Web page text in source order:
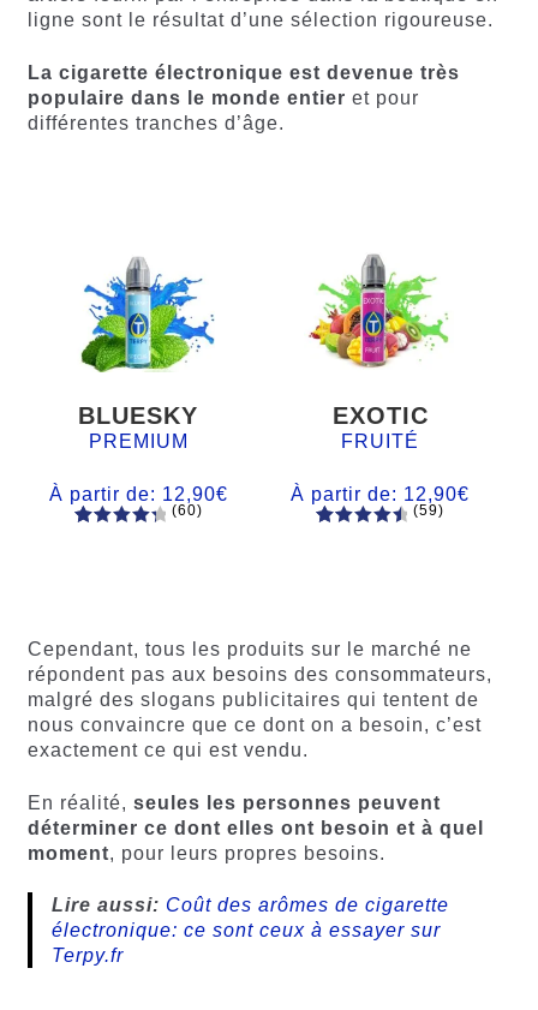
ligne sont le résultat d’une sélection rigoureuse.
La cigarette électronique est devenue très
populaire dans le monde entier et pour
différentes tranches d’âge.
BLUESKY
PREMIUM
À partir de: 12,90€
notations
client
(60)
EXOTIC
FRUITÉ
À partir de: 12,90€
client
(59)
Cependant, tous les produits sur le marché ne
répondent pas aux besoins des consommateurs,
malgré des slogans publicitaires qui tentent de
nous convaincre que ce dont on a besoin, c’est
exactement ce qui est vendu.
En réalité, seules les personnes peuvent
déterminer ce dont elles ont besoin et à quel
moment, pour leurs propres besoins.
Lire aussi: Coût des arômes de cigarette
électronique: ce sont ceux à essayer sur
Terpy.fr